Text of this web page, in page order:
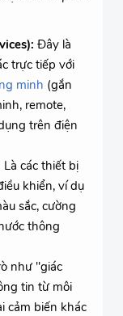
Đây là
trực tiếp với
minh (gắn
remote,
trên điện
Là các thiết bị
khiển, ví dụ
sắc, cường
thông
như "giác
tin từ môi
cảm biến khác